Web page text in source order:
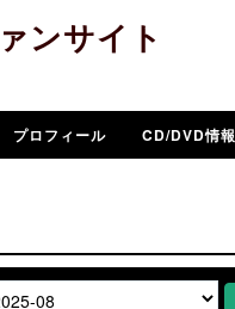
ンサイト
プロフィール CD/DVD情報